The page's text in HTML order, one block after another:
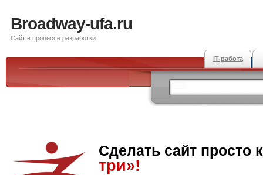
Broadway-ufa.ru
Сайт в процессе разработки
IT-работа
Сделать сайт просто
три»!